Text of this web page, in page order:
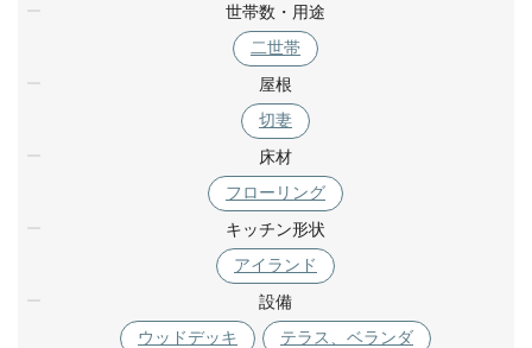
世帯数・用途
二世帯
屋根
切妻
床材
フローリング
キッチン形状
アイランド
設備
ウッドデッキ
テラス、ベランダ